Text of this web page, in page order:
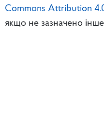
Commons Attribution
якщо не зазначено інше